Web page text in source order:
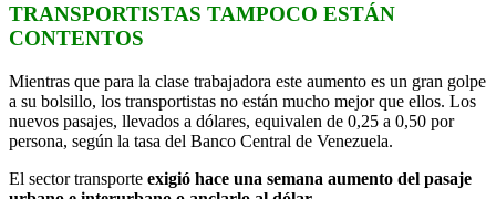
TRANSPORTISTAS TAMPOCO ESTÁN
CONTENTOS
Mientras que para la clase trabajadora este aumento es un gran golpe
a su bolsillo, los transportistas no están mucho mejor que ellos. Los
nuevos pasajes, llevados a dólares, equivalen de 0,25 a 0,50 por
persona, según la tasa del Banco Central de Venezuela.
El sector transporte exigió hace una semana aumento del pasaje